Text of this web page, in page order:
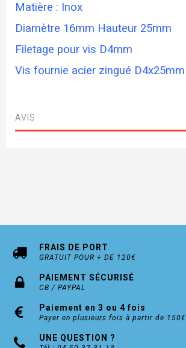
Matière : Inox
Diamètre 16mm Hauteur 25mm
Filetage pour vis D4mm
Vis fournie acier zingué D4x25mm
AVIS
FRAIS DE PORT
GRATUIT POUR + DE 120€
PAIEMENT SÉCURISÉ
CB / PAYPAL
Paiement en 3 ou 4 fois
Payer en plusieurs fois à partir de 150€
UNE QUESTION ?